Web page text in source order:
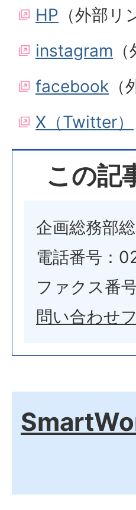
HP （外部リ
instagram
facebook
X（Twitter）
この記
企画総務部
電話番号：
ファクス番
問い合わせ